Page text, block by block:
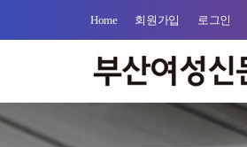
Home 회원가입 로그인